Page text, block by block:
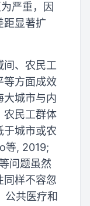
严重，因
距显著扩
间、农民工
等方面成效
城市与内
民工群体
于城市或农
等, 2019;
问题虽然
同样不容忽
公共医疗和